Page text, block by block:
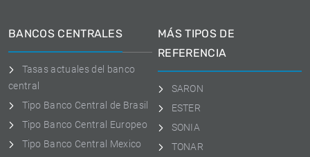
BANCOS CENTRALES
Tasas actuales del banco
central
Tipo Banco Central de Brasil
Tipo Banco Central Europeo
Tipo Banco Central Mexico
MÁS TIPOS DE
REFERENCIA
SARON
ESTER
SONIA
TONAR